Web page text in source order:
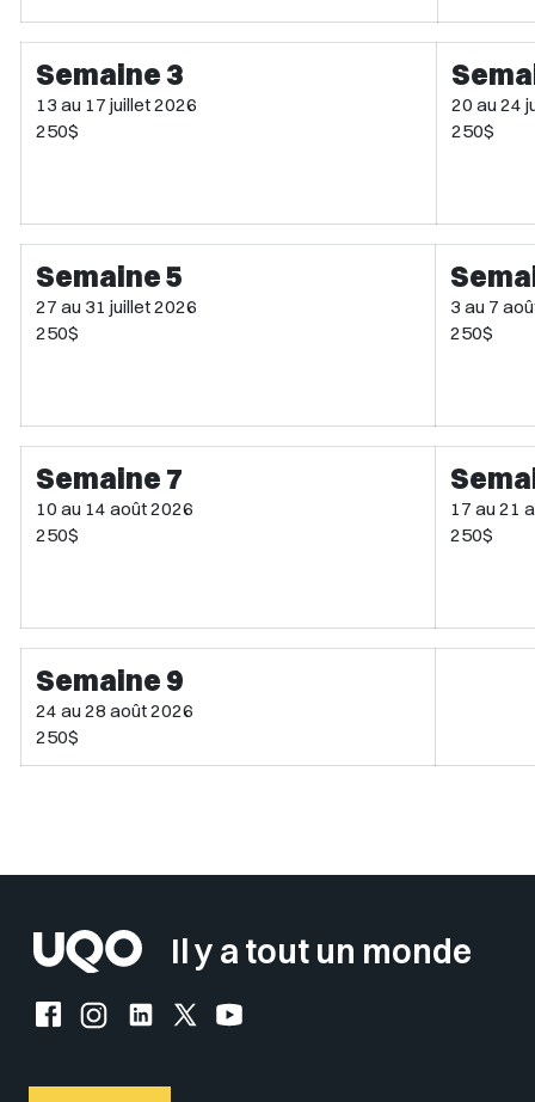
Semaine 3
13 au 17 juillet 2026
250$
20 au 24
250$
Semaine 5
27 au 31 juillet 2026
250$
3 au 7
250$
Semaine 7
10 au 14 août 2026
250$
17 au 21
250$
Semaine 9
24 au 28 août 2026
250$
Il y a tout un monde
Facebook de l'UQO
Instagram de l'UQO
LinkedIn de l'UQO
X (Twitter) de l'UQO
YouTube de l'UQO